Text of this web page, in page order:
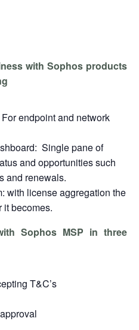
with Sophos products
endpoint and network
Single pane of
and opportunities such
and renewals.
with license aggregation the
it becomes.
Sophos MSP in three
T&C’s